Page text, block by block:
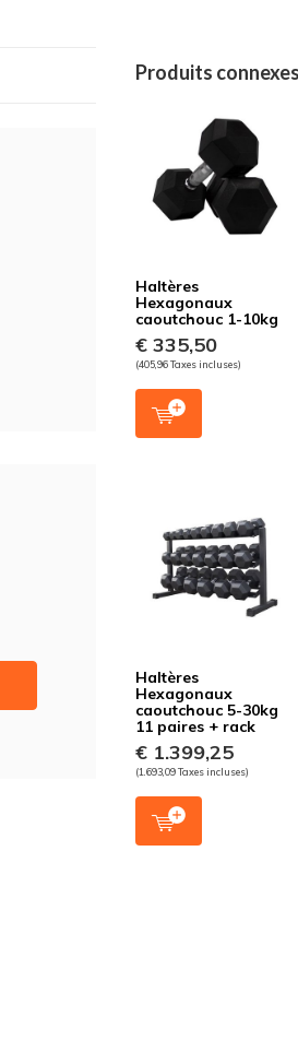
Produits connexes
Haltères
Hexagonaux
caoutchouc 1-10kg
€ 335,50
(405,96 Taxes incluses)
Haltères
Hexagonaux
caoutchouc 5-30kg
11 paires + rack
€ 1.399,25
(1.693,09 Taxes incluses)